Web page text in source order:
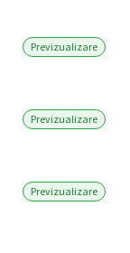
Previzualizare
Previzualizare
Previzualizare